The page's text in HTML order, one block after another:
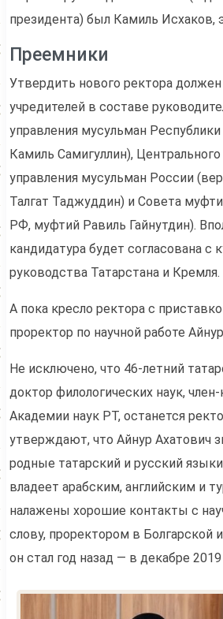
президента) был Камиль Исхаков,
Преемники
Утвердить нового ректора
учредителей в составе
управления мусульман
Камиль Самигуллин),
управления мусульман России
Талгат Таджуддин) и Совета
РФ, муфтий Равиль Гайнутдин).
кандидатура будет согласована с
руководства Татарстана и Кремля.
А пока кресло ректора с
проректор по научной работе
Не исключено, что 46-летний
доктор филологических наук,
Академии наук РТ, останется
утверждают, что Айнур Ахатович
родные татарский и русский
владеет арабским, английским и
налажены хорошие контакты с
слову, проректором в Болгарской
он стал год назад — в декабре 2019